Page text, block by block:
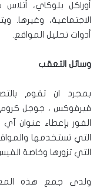
أوراكل بلوكاي،
الاجتماعية، وغيرها.
أدوات تحليل المواقع.
وسائل التعقب
بمجرد ان تقوم
فيرفوكس ، جوجل
الفور بإعطاء عنوان
التي تستخدمها
التي تزورها وخاصة
ولدى جمع هذه